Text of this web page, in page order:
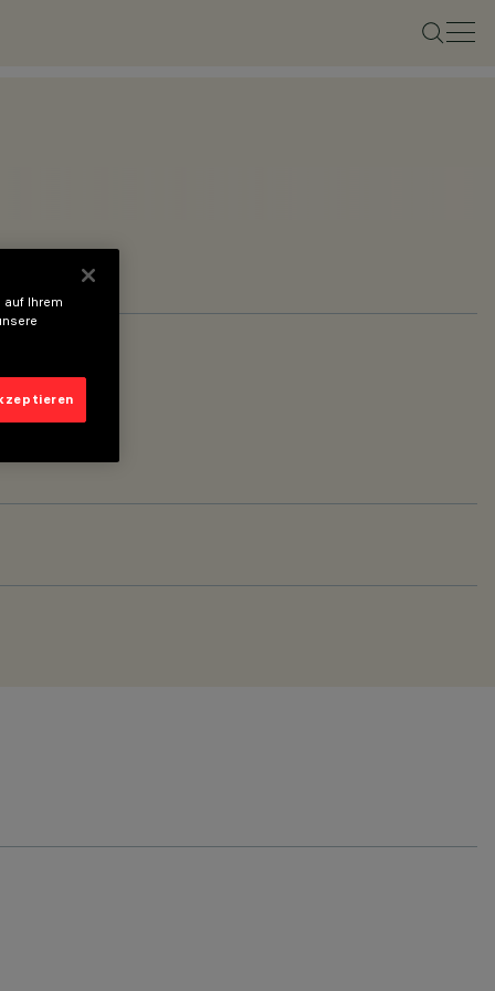
auf Ihrem